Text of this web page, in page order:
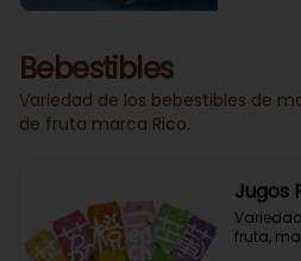
Bebestibles
Variedad de los bebestibles de
de fruta marca Rico.
Jugos
fruta,